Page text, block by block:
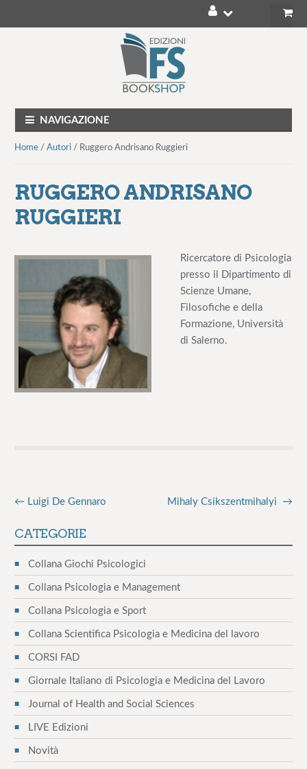
l
v
g
z
l
e
u
o
NAVIGAZIONE
Home/ Autori/ Ruggero Andrisano Ruggieri
RUGGERO ANDRISANO
RUGGIERI
Ricercatore di Psicologia
presso il Dipartimento di
Scienze Umane,
Filosofiche e della
Formazione, Università
di Salerno.
N
a
v
i
g
a
z
i
o
n
← Luigi De Gennaro Mihaly Csikszentmihalyi →
CATEGORIE
Collana Giochi Psicologici
Collana Psicologia e Management
Collana Psicologia e Sport
Collana Scientifica Psicologia e Medicina del lavoro
CORSI FAD
Giornale Italiano di Psicologia e Medicina del Lavoro
Journal of Health and Social Sciences
LIVE Edizioni
Novità